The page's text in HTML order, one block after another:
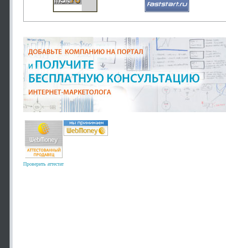
Проверить аттестат